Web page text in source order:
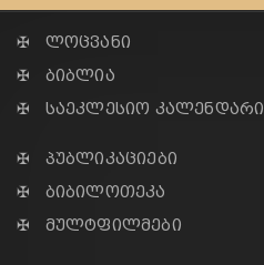
✠ ლოცვანი
✠ ბიბლია
✠ საეკლესიო კალენდარი
✠ პუბლიკაციები
✠ ბიბილოთეკა
✠ მულტფილმები